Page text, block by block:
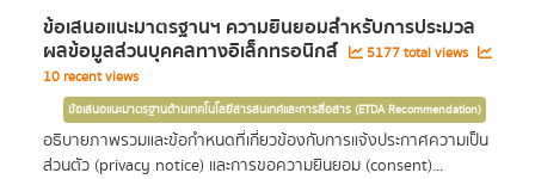
ข้อเสนอแนะมาตรฐานฯ ความยินยอมสำหรับการประมวล
ผลข้อมูลส่วนบุคคลทางอิเล็กทรอนิกส์
5177 total views
10 recent views
ข้อเสนอแนะมาตรฐานด้านเทคโนโลยีสารสนเทศและการสื่อสาร (ETDA Recommendation)
อธิบายภาพรวมและข้อกำหนดที่เกี่ยวข้องกับการแจ้งประกาศความเป็น
ส่วนตัว (privacy notice) และการขอความยินยอม (consent)...